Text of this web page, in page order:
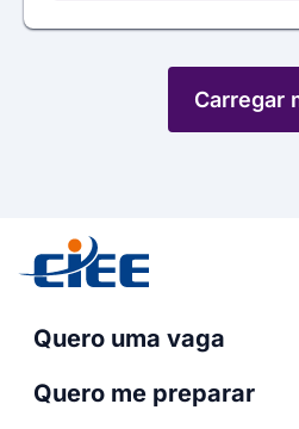
Carregar
Quero uma vaga
Quero me preparar